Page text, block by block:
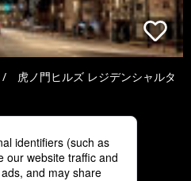
虎ノ門ヒルズ レジデンシャルタ
4 5 6